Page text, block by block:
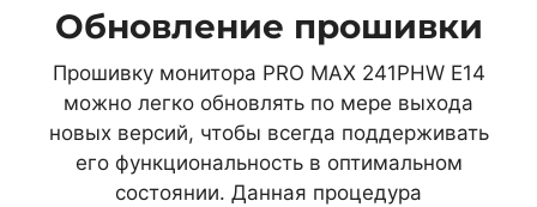
Обновление прошивки
Прошивку монитора PRO MAX 241PHW E14
можно легко обновлять по мере выхода
новых версий, чтобы всегда поддерживать
его функциональность в оптимальном
состоянии. Данная процедура